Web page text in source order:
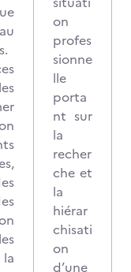
on
profes
sionne
lle
porta
nt sur
la
recher
che et
la
hiérar
chisati
on
d’une